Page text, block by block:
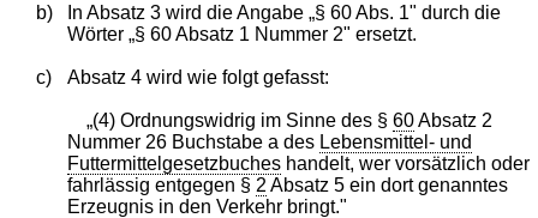
b)
In Absatz 3 wird die Angabe „§ 60 Abs. 1" durch die
Wörter „§ 60 Absatz 1 Nummer 2" ersetzt.
c) Absatz 4 wird wie folgt gefasst:
„(4) Ordnungswidrig im Sinne des § 60Absatz 2
Nummer 26 Buchstabe a des Lebensmittel- und
Futtermittelgesetzbucheshandelt, wer vorsätzlich oder
fahrlässig entgegen § 2 Absatz 5 ein dort genanntes
Erzeugnis in den Verkehr bringt."